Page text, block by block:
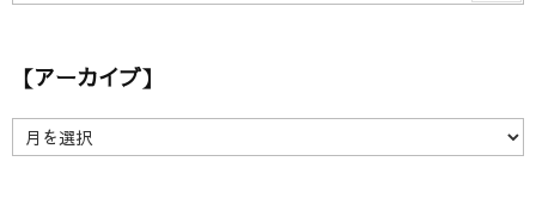
【アーカイブ】
ア